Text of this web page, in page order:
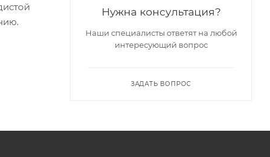
Нужна консультация?
Наши специалисты ответят на любой
интересующий вопрос
ЗАДАТЬ ВОПРОС